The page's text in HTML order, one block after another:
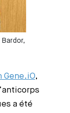
Gene.iO,
a été